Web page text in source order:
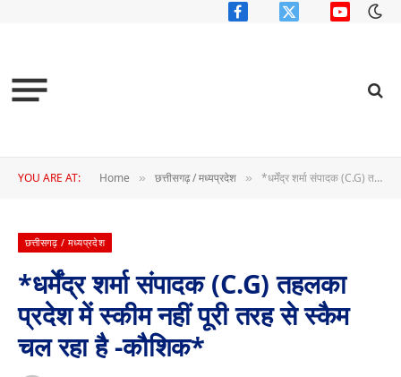
FacebookX
YouTube
YOU ARE AT: Home » छत्तीसगढ़ / मध्यप्रदेश » *धर्मेंद्र शर्मा संपादक (C.G) तहलका प्रदेश में स्कीम नहीं पूरी तरह से स्कैम चल रहा है -कौशिक*
छत्तीसगढ़ / मध्यप्रदेश
*धर्मेंद्र शर्मा संपादक (C.G) तहलका
प्रदेश में स्कीम नहीं पूरी तरह से स्कैम
चल रहा है -कौशिक*